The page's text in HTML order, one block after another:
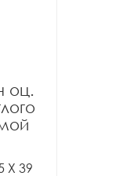
оц.
X 39